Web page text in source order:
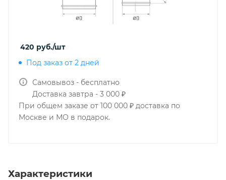
420 руб./шт
Под заказ от 2 дней
Самовывоз - бесплатно
Доставка завтра - 3 000 ₽
При общем заказе от 100 000 ₽ доставка по
Москве и МО в подарок.
Характеристики